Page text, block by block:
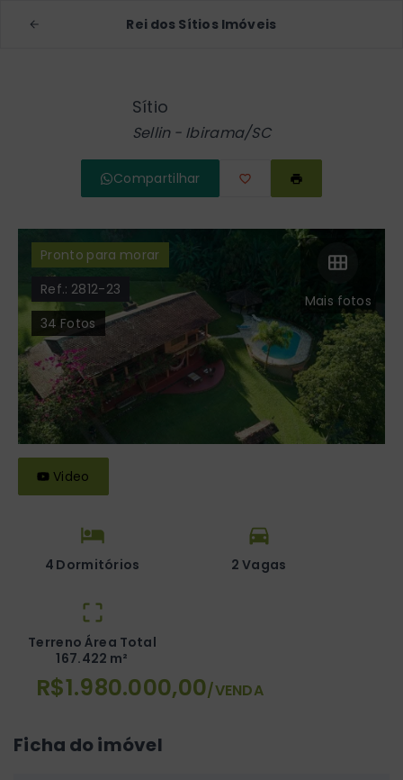
Rei dos Sítios Imóveis
Sítio
Sellin - Ibirama/SC
Compartilhar
Mais fotos
Pronto para morar
Ref.: 2812-23
34 Fotos
Video
4 Dormitórios 2 Vagas
Terreno Área Total
167.422 m²
R$1.980.000,00/VENDA
Ficha do imóvel